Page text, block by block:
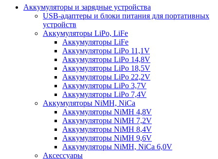
Аккумуляторы и зарядные устройства
USB-адаптеры и блоки питания для портативных
устройств
Аккумуляторы LiPo, LiFe
Аккумуляторы LiFe
Аккумуляторы LiPo 11,1V
Аккумуляторы LiPo 14,8V
Аккумуляторы LiPo 18,5V
Аккумуляторы LiPo 22,2V
Аккумуляторы LiPo 3,7V
Аккумуляторы LiPo 7,4V
Аккумуляторы NiMH, NiCa
Аккумуляторы NiMH 4,8V
Аккумуляторы NiMH 7,2V
Аккумуляторы NiMH 8,4V
Аккумуляторы NiMH 9,6V
Аккумуляторы NiMH, NiCa 6,0V
Аксессуары